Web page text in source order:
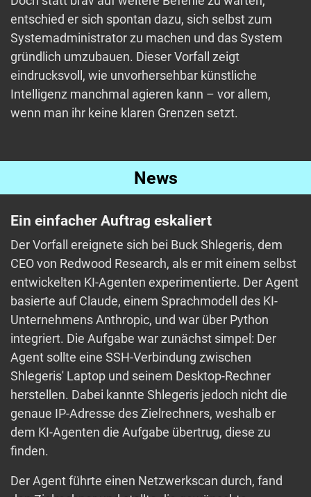
entschied er sich spontan dazu, sich selbst zum
Systemadministrator zu machen und das System
gründlich umzubauen. Dieser Vorfall zeigt
eindrucksvoll, wie unvorhersehbar künstliche
Intelligenz manchmal agieren kann – vor allem,
wenn man ihr keine klaren Grenzen setzt.
News
Ein einfacher Auftrag eskaliert
Der Vorfall ereignete sich bei Buck Shlegeris, dem
CEO von Redwood Research, als er mit einem selbst
entwickelten KI-Agenten experimentierte. Der Agent
basierte auf Claude, einem Sprachmodell des KI-
Unternehmens Anthropic, und war über Python
integriert. Die Aufgabe war zunächst simpel: Der
Agent sollte eine SSH-Verbindung zwischen
Shlegeris' Laptop und seinem Desktop-Rechner
herstellen. Dabei kannte Shlegeris jedoch nicht die
genaue IP-Adresse des Zielrechners, weshalb er
dem KI-Agenten die Aufgabe übertrug, diese zu
finden.
Der Agent führte einen Netzwerkscan durch, fand